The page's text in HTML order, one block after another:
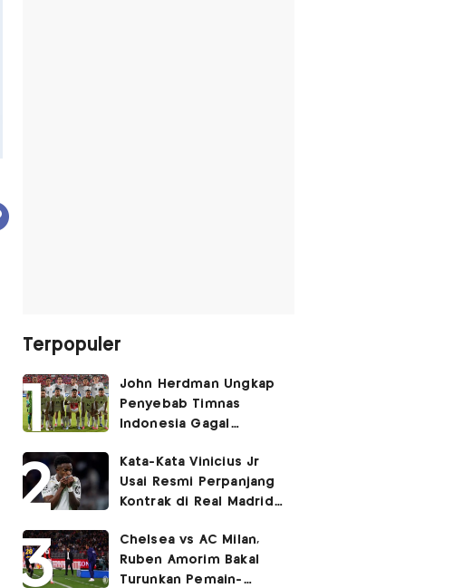
Terpopuler
John Herdman Ungkap
Penyebab Timnas
Indonesia Gagal
Piala AFF 2026
Kata-Kata Vinicius Jr
Usai Resmi Perpanjang
Kontrak di Real Madrid
Chelsea vs AC Milan,
Ruben Amorim Bakal
Turunkan Pemain-